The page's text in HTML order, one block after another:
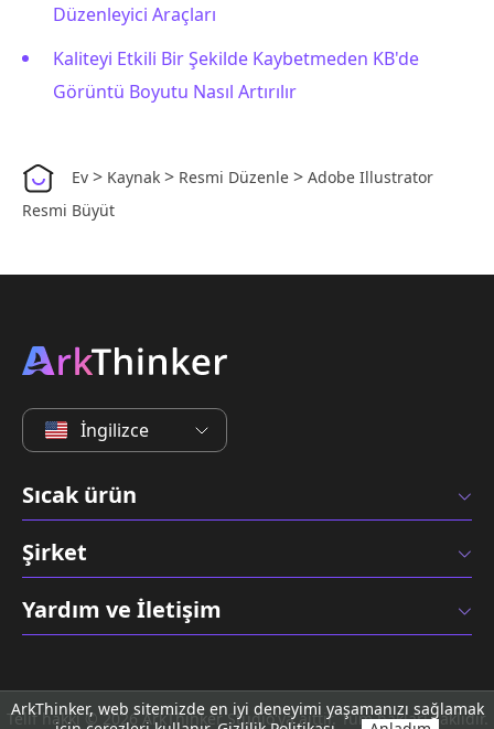
Düzenleyici Araçları
Kaliteyi Etkili Bir Şekilde Kaybetmeden KB'de
Görüntü Boyutu Nasıl Artırılır
Ev > Kaynak > Resmi Düzenle > Adobe Illustrator
Resmi Büyüt
İngilizce
Sıcak ürün
Şirket
Yardım ve İletişim
Telif hakkı © 2026 ArkThinker Studio'ya aittir. Tüm hakları saklıdır.
ArkThinker, web sitemizde en iyi deneyimi yaşamanızı sağlamak